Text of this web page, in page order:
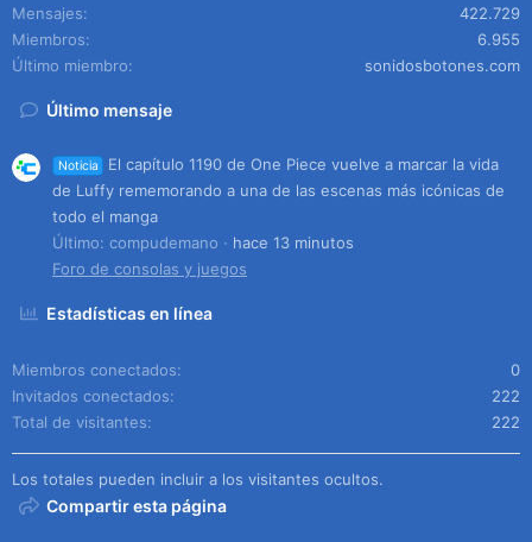
Mensajes
422.729
Miembros
6.955
Último miembro
sonidosbotones.com
Último mensaje
Noticia
El capítulo 1190 de One Piece vuelve a marcar la vida
de Luffy rememorando a una de las escenas más icónicas de
todo el manga
Último: compudemano
hace 13 minutos
Foro de consolas y juegos
Estadísticas en línea
Miembros conectados
0
Invitados conectados
222
Total de visitantes
222
Los totales pueden incluir a los visitantes ocultos.
Compartir esta página